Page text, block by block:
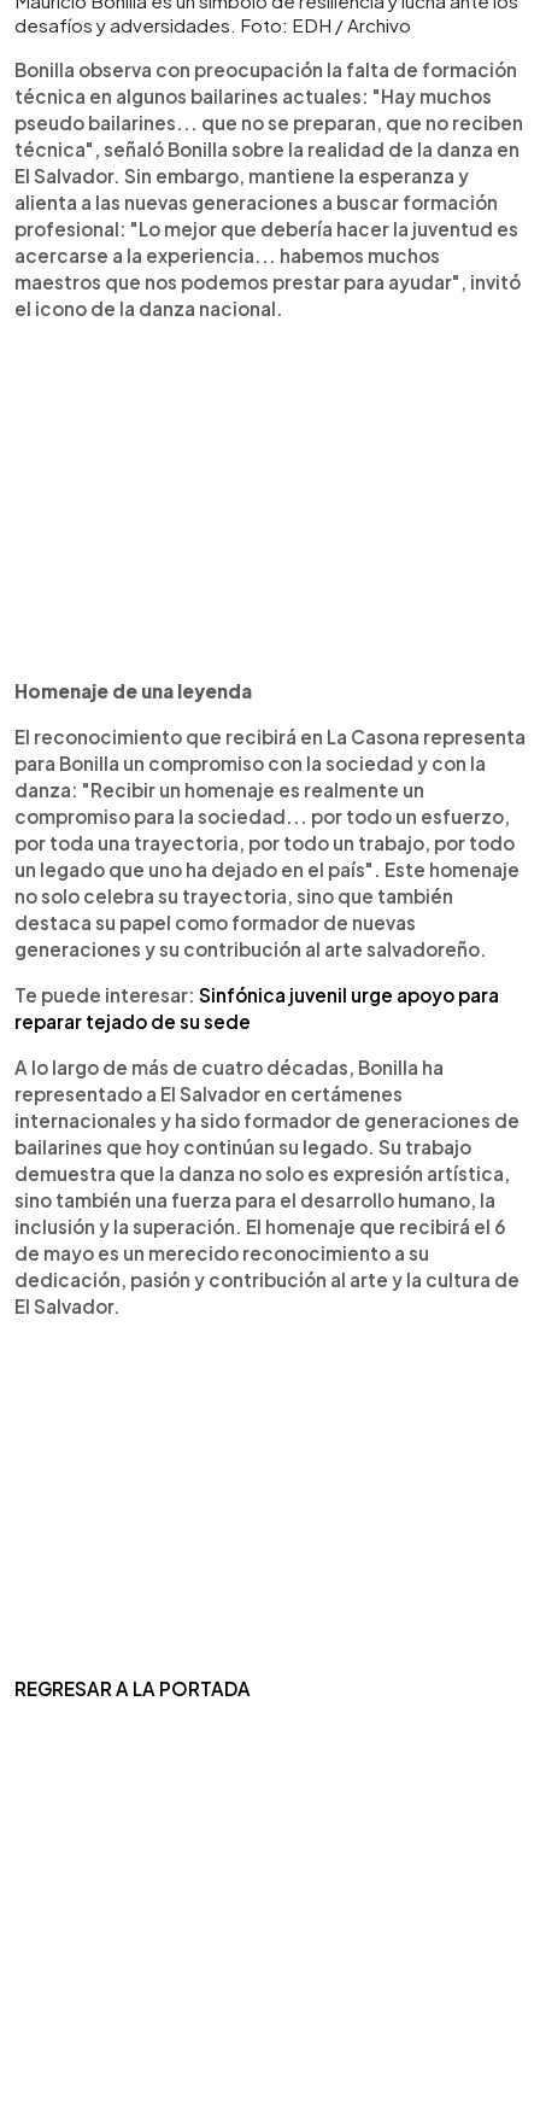
desafíos y adversidades. Foto: EDH / Archivo
Bonilla observa con preocupación la falta de formación
técnica en algunos bailarines actuales: "Hay muchos
pseudo bailarines... que no se preparan, que no reciben
técnica", señaló Bonilla sobre la realidad de la danza en
El Salvador. Sin embargo, mantiene la esperanza y
alienta a las nuevas generaciones a buscar formación
profesional: "Lo mejor que debería hacer la juventud es
acercarse a la experiencia... habemos muchos
maestros que nos podemos prestar para ayudar", invitó
el icono de la danza nacional.
Homenaje de una leyenda
El reconocimiento que recibirá en La Casona representa
para Bonilla un compromiso con la sociedad y con la
danza: "Recibir un homenaje es realmente un
compromiso para la sociedad... por todo un esfuerzo,
por toda una trayectoria, por todo un trabajo, por todo
un legado que uno ha dejado en el país". Este homenaje
no solo celebra su trayectoria, sino que también
destaca su papel como formador de nuevas
generaciones y su contribución al arte salvadoreño.
Te puede interesar: Sinfónica juvenil urge apoyo para
reparar tejado de su sede
A lo largo de más de cuatro décadas, Bonilla ha
representado a El Salvador en certámenes
internacionales y ha sido formador de generaciones de
bailarines que hoy continúan su legado. Su trabajo
demuestra que la danza no solo es expresión artística,
sino también una fuerza para el desarrollo humano, la
inclusión y la superación. El homenaje que recibirá el 6
de mayo es un merecido reconocimiento a su
dedicación, pasión y contribución al arte y la cultura de
El Salvador.
REGRESAR A LA PORTADA